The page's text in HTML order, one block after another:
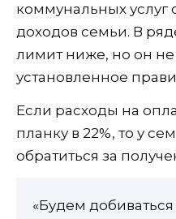
коммунальных услуг
доходов семьи. В
лимит ниже, но он
установленное
Если расходы на
планку в 22%, то у
обратиться за
«Будем